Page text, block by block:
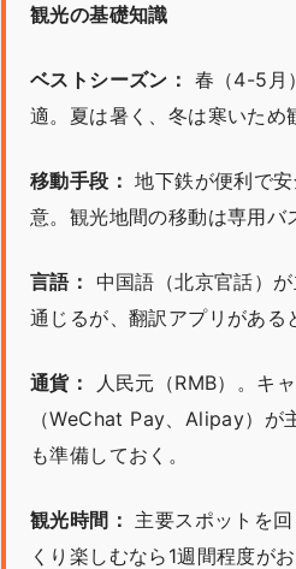
観光の基礎知識
ベストシーズン： 春（4-5月
適。夏は暑く、冬は寒いため
移動手段： 地下鉄が便利で
意。観光地間の移動は専用バ
言語： 中国語（北京官話）
通じるが、翻訳アプリがある
通貨：
人民元（RMB）。キ
（WeChat Pay、Alipay）が
も準備しておく。
観光時間： 主要スポットを
くり楽しむなら1週間程度がお